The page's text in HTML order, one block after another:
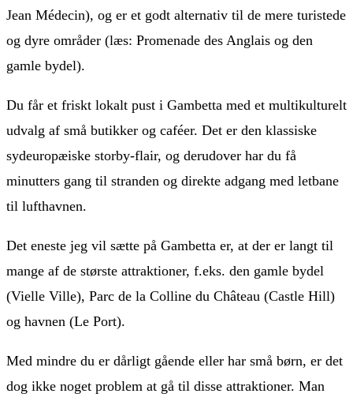
Jean Médecin), og er et godt alternativ til de mere turistede
og dyre områder (læs: Promenade des Anglais og den
gamle bydel).
Du får et friskt lokalt pust i Gambetta med et multikulturelt
udvalg af små butikker og caféer. Det er den klassiske
sydeuropæiske storby-flair, og derudover har du få
minutters gang til stranden og direkte adgang med letbane
til lufthavnen.
Det eneste jeg vil sætte på Gambetta er, at der er langt til
mange af de største attraktioner, f.eks. den gamle bydel
(Vielle Ville), Parc de la Colline du Château (Castle Hill)
og havnen (Le Port).
Med mindre du er dårligt gående eller har små børn, er det
dog ikke noget problem at gå til disse attraktioner. Man